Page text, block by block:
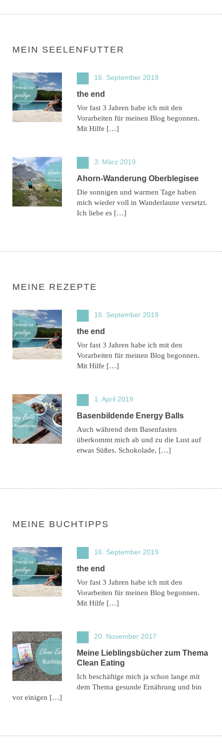
MEIN SEELENFUTTER
16. September 2019
the end
Vor fast 3 Jahren habe ich mit den
Vorarbeiten für meinen Blog begonnen.
Mit Hilfe […]
3. März 2019
Ahorn-Wanderung Oberblegisee
Die sonnigen und warmen Tage haben
mich wieder voll in Wanderlaune versetzt.
Ich liebe es […]
MEINE REZEPTE
16. September 2019
the end
Vor fast 3 Jahren habe ich mit den
Vorarbeiten für meinen Blog begonnen.
Mit Hilfe […]
1. April 2019
Basenbildende Energy Balls
Auch während dem Basenfasten
überkommt mich ab und zu die Lust auf
etwas Süßes. Schokolade, […]
MEINE BUCHTIPPS
16. September 2019
the end
Vor fast 3 Jahren habe ich mit den
Vorarbeiten für meinen Blog begonnen.
Mit Hilfe […]
20. November 2017
Meine Lieblingsbücher zum Thema
Clean Eating
Ich beschäftige mich ja schon lange mit
dem Thema gesunde Ernährung und bin
vor einigen […]